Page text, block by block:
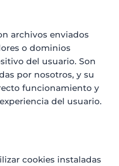
archivos enviados
o dominios
del usuario. Son
por nosotros, y su
funcionamiento y
del usuario.
cookies instaladas